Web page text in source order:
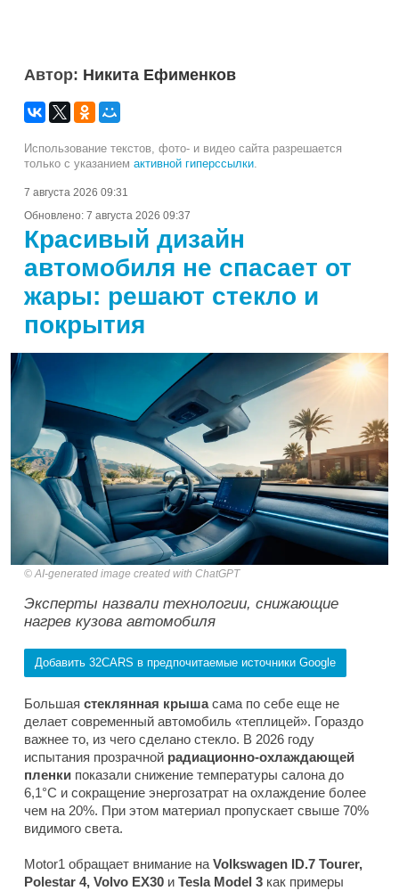
Автор: Никита Ефименков
Использование текстов, фото- и видео сайта разрешается
только с указанием активной гиперссылки
7 августа 2026 09:31
Обновлено: 7 августа 2026 09:37
Красивый дизайн
автомобиля не спасает от
жары: решают стекло и
покрытия
AI-generated image created with ChatGPT
Эксперты назвали технологии, снижающие
нагрев кузова автомобиля
Добавить 32CARS в предпочитаемые источники Google
Большая стеклянная крышасама по себе еще не
делает современный автомобиль «теплицей». Гораздо
важнее то, из чего сделано стекло. В 2026 году
испытания прозрачной радиационно-охлаждающей
пленки показали снижение температуры салона до
6,1°C и сокращение энергозатрат на охлаждение более
чем на 20%. При этом материал пропускает свыше 70%
видимого света.
Motor1 обращает внимание на Volkswagen ID.7 Tourer,
Polestar 4, Volvo EX30 и Tesla Model 3 как примеры